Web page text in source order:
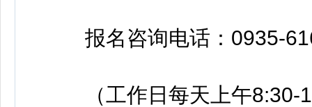
报名咨询电话：0935-
（工作日每天上午8:30-